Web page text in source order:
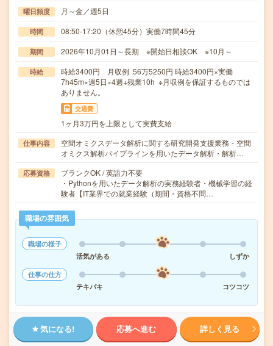
曜日頻度 月～金／週5日
時間 08:50-17:20（休憩45分）実働7時間45分
期間 2026年10月01日～長期 ※開始日相談OK ※10月～
時給
時給3400円 月収例 56万5250円 時給3400円×実働
7h45m×週5日×4週+残業10h ※月収例を保証するものでは
ありません。
交通費
1ヶ月3万円を上限として実費支給
仕事内容
空間オミクスデータ解析に関する研究開発支援業務・空間
オミクス解析パイプラインを用いたデータ解析・解析…
応募資格
ブランクOK / 英語力不要
・Pythonを用いたデータ解析の実務経験者・機械学習の経
験者【IT業界での就業経験（期間・資格不問…
職場の雰囲気
職場の様子
活気がある
しずか
仕事の仕方
テキパキ
コツコツ
気になる! 応募へ進む 詳しく見る